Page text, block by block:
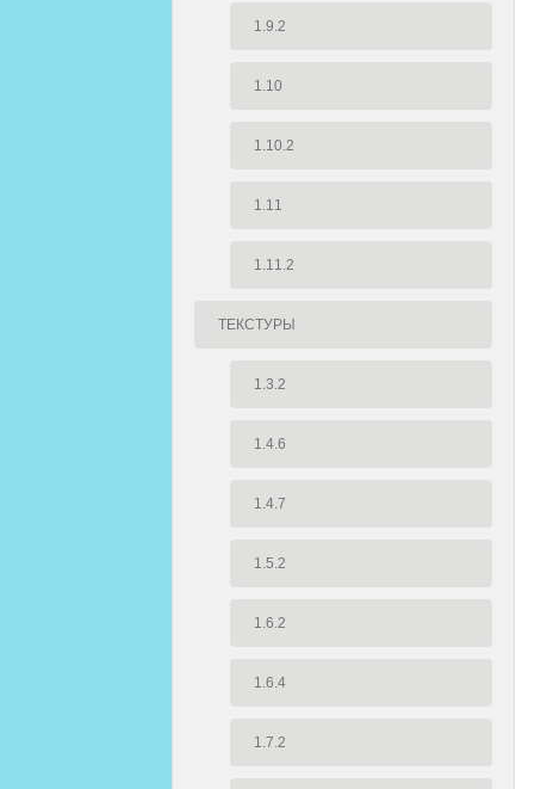
1.9.2
1.10
1.10.2
1.11
1.11.2
ТЕКСТУРЫ
1.3.2
1.4.6
1.4.7
1.5.2
1.6.2
1.6.4
1.7.2